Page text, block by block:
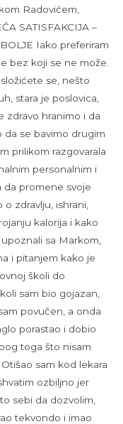
Radovićem,
SATISFAKCIJA –
Iako preferiram
bez koji se ne može.
se, nešto
stara je poslovica,
zdravo hranimo i da
da se bavimo drugim
prilikom razgovarala
personalnim i
da promene svoje
zdravlju, ishrani,
kalorija i kako
sa Markom,
i pitanjem kako je
školi do
sam bio gojazan,
povučen, a onda
porastao i dobio
toga što nisam
sam kod lekara
ozbiljno jer
sebi da dozvolim,
tekvondo i imao